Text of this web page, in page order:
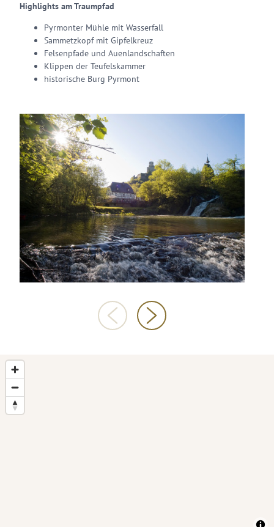
Highlights am Traumpfad
Pyrmonter Mühle mit Wasserfall
Sammetzkopf mit Gipfelkreuz
Felsenpfade und Auenlandschaften
Klippen der Teufelskammer
historische Burg Pyrmont